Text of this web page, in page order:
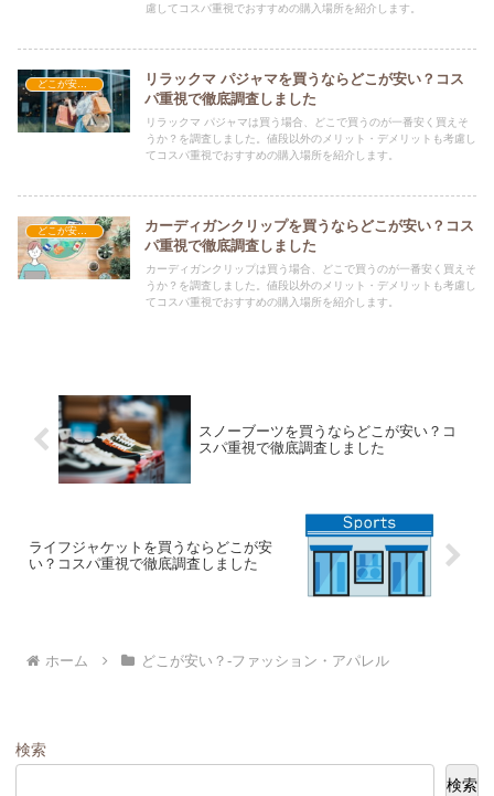
慮してコスパ重視でおすすめの購入場所を紹介します。
リラックマ パジャマを買うならどこが安い？コス
パ重視で徹底調査しました
リラックマ パジャマは買う場合、どこで買うのが一番安く買えそ
うか？を調査しました。値段以外のメリット・デメリットも考慮し
てコスパ重視でおすすめの購入場所を紹介します。
カーディガンクリップを買うならどこが安い？コス
パ重視で徹底調査しました
カーディガンクリップは買う場合、どこで買うのが一番安く買えそ
うか？を調査しました。値段以外のメリット・デメリットも考慮し
てコスパ重視でおすすめの購入場所を紹介します。
スノーブーツを買うならどこが安い？コ
スパ重視で徹底調査しました
ライフジャケットを買うならどこが安
い？コスパ重視で徹底調査しました
ホーム どこが安い？-ファッション・アパレル
検索
検索